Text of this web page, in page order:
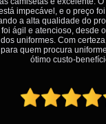
Fabrica
Atacado de
muito
o cliente em primeiro
é fato, mas aqui na
e de forma que todos